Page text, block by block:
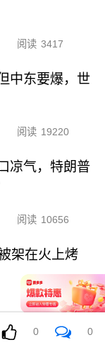
阅读 3417
中东要爆，世
阅读 19220
凉气，特朗普
阅读 10656
架在火上烤
0 0